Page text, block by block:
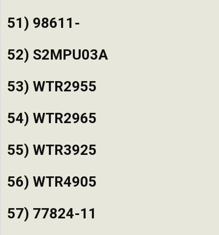
51) 98611-
52) S2MPU03A
53) WTR2955
54) WTR2965
55) WTR3925
56) WTR4905
57) 77824-11